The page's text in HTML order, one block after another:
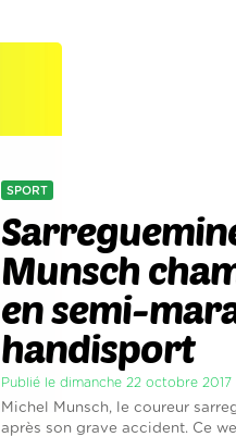
SPORT
Munsch
en semi-
handisport
Publié le dimanche 22 octobre 2017
Michel Munsch, le coureur
après son grave accident. Ce